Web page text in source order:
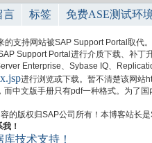
言 标签 免费ASE测试环
支持网站被SAP Support Portal取代。
Support Portal进行介质下载、补丁
Enterprise、Sybase IQ、
进行浏览或下载。暂不清楚该网站
中文版手册只有pdf一种格式。为了
的版权归SAP公司所有！本博客站长
！